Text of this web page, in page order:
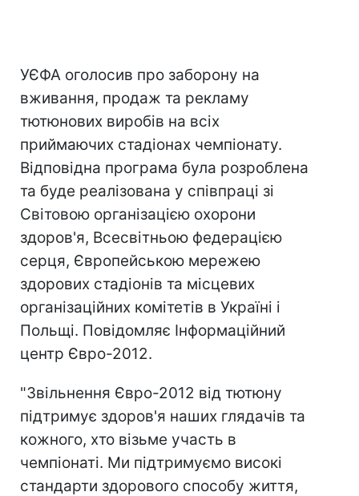
УЄФА оголосив про заборону на
вживання, продаж та рекламу
тютюнових виробів на всіх
приймаючих стадіонах чемпіонату.
Відповідна програма була розроблена
та буде реалізована у співпраці зі
Світовою організацією охорони
здоров'я, Всесвітньою федерацією
серця, Європейською мережею
здорових стадіонів та місцевих
організаційних комітетів в Україні і
Польщі. Повідомляє Інформаційний
центр Євро-2012.
"Звільнення Євро-2012 від тютюну
підтримує здоров'я наших глядачів та
кожного, хто візьме участь в
чемпіонаті. Ми підтримуємо високі
стандарти здорового способу життя,